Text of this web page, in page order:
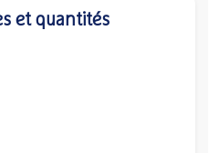
et quantités